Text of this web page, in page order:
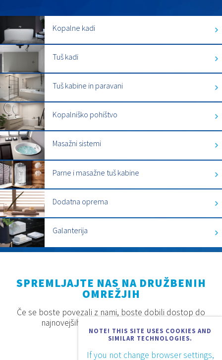
Kopalne kadi
Tuš kadi
Tuš kabine in paravani
Kopalniško pohištvo
Masažni sistemi
Parne i masažne tuš kabine
Dodatna oprema
Galanterija
NOTE! THIS SITE USES COOKIES AND
SIMILAR TECHNOLOGIES.
If you not change browser settings,
SPREMLJAJTE NAS NA DRUŽBENIH
OMREŽJIH
Če se boste povezali z nami, boste dobili dostop do
najnovejših proizvodov, akcij in novosti.